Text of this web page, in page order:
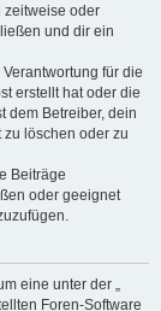
zeitweise oder
und dir ein
für die
erstellt hat oder die
dem Betreiber, dein
löschen oder zu
Beiträge
oder geeignet
eine unter der „
Foren-Software